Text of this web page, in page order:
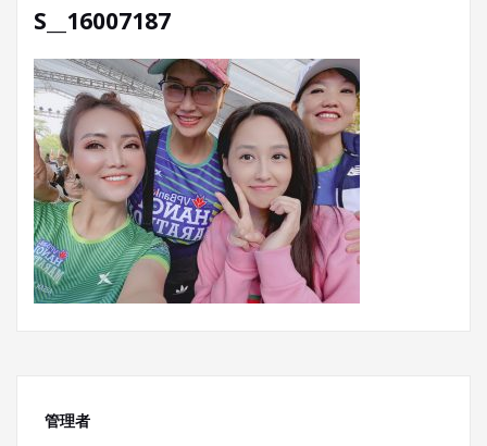
S__16007187
管理者